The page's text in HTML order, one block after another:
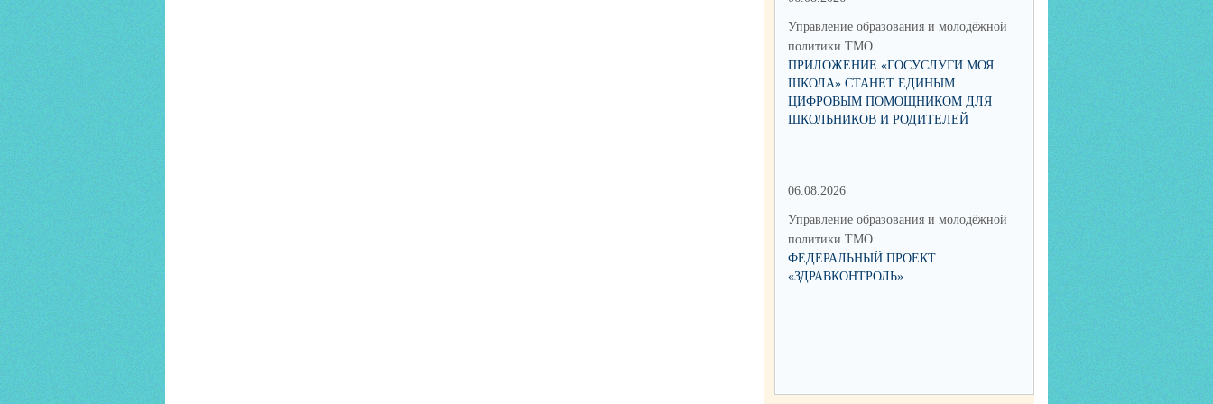
Управление образования и молодёжной
политики ТМО
ПРИЛОЖЕНИЕ «ГОСУСЛУГИ МОЯ
ШКОЛА» СТАНЕТ ЕДИНЫМ
ЦИФРОВЫМ ПОМОЩНИКОМ ДЛЯ
ШКОЛЬНИКОВ И РОДИТЕЛЕЙ
06.08.2026
Управление образования и молодёжной
политики ТМО
ФЕДЕРАЛЬНЫЙ ПРОЕКТ
«ЗДРАВКОНТРОЛЬ»